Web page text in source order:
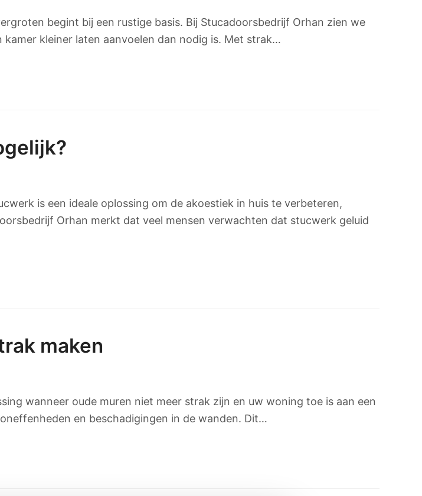
begint bij een rustige basis. Bij Stucadoorsbedrijf Orhan zien we
kleiner laten aanvoelen dan nodig is. Met strak…
is een ideale oplossing om de akoestiek in huis te verbeteren,
Orhan merkt dat veel mensen verwachten dat stucwerk geluid
maken
wanneer oude muren niet meer strak zijn en uw woning toe is aan een
en beschadigingen in de wanden. Dit…